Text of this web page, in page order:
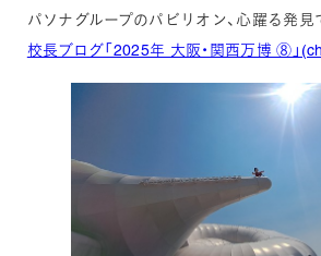
パソナグループのパビリオン、心躍る発見
校長ブログ「2025年 大阪・関西万博 ⑧」